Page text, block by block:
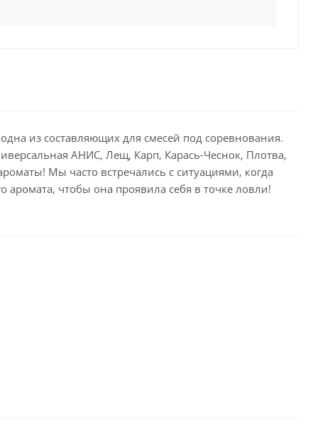
из составляющих для смесей под соревнования.
АНИС, Лещ, Карп, Карась-Чеснок, Плотва,
Мы часто встречались с ситуациями, когда
чтобы она проявила себя в точке ловли!